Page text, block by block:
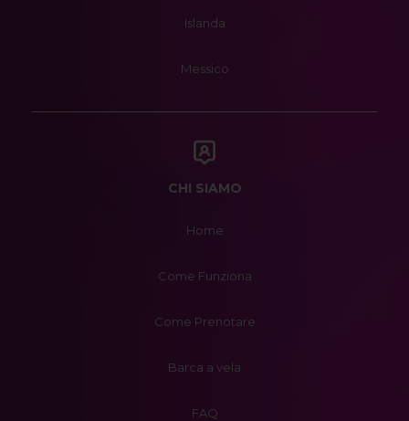
Islanda
Messico
CHI SIAMO
Home
Come Funziona
Come Prenotare
Barca a vela
FAQ